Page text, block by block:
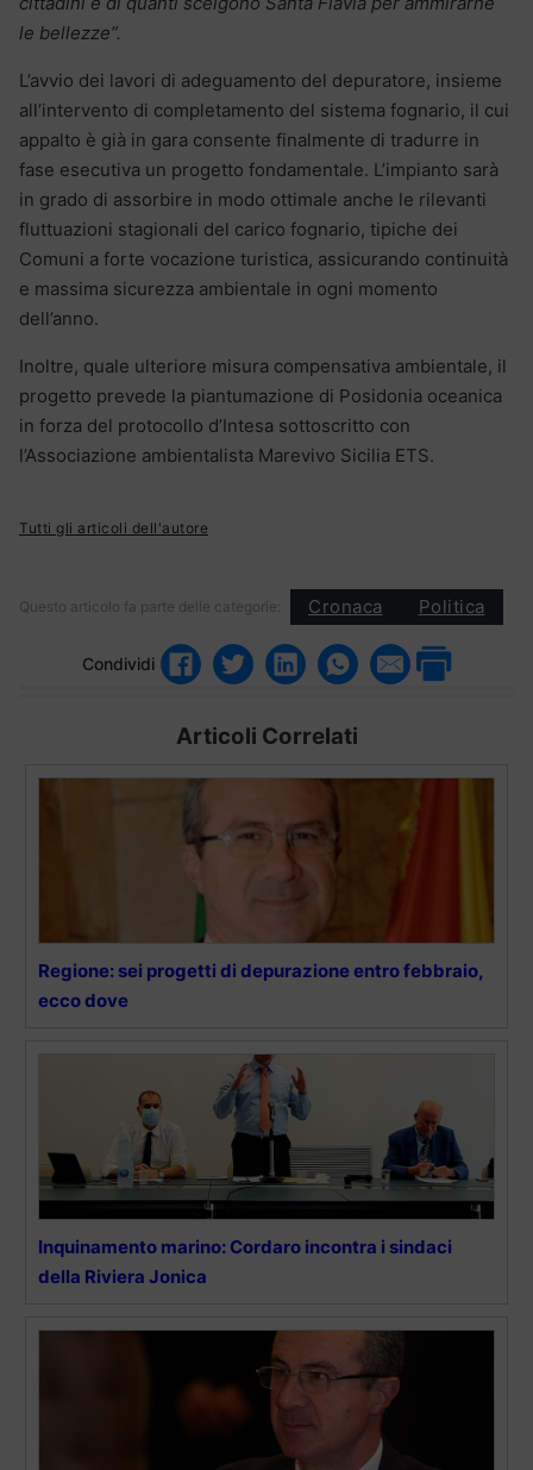
le bellezze”.
L’avvio dei lavori di adeguamento del depuratore, insieme
all’intervento di completamento del sistema fognario, il cui
appalto è già in gara consente finalmente di tradurre in
fase esecutiva un progetto fondamentale. L’impianto sarà
in grado di assorbire in modo ottimale anche le rilevanti
fluttuazioni stagionali del carico fognario, tipiche dei
Comuni a forte vocazione turistica, assicurando continuità
e massima sicurezza ambientale in ogni momento
dell’anno.
Inoltre, quale ulteriore misura compensativa ambientale, il
progetto prevede la piantumazione di Posidonia oceanica
in forza del protocollo d’Intesa sottoscritto con
l’Associazione ambientalista Marevivo Sicilia ETS.
Tutti gli articoli dell'autore
Questo articolo fa parte delle categorie: Cronaca Politica
Condividi
Articoli Correlati
Regione: sei progetti di depurazione entro febbraio,
ecco dove
Inquinamento marino: Cordaro incontra i sindaci
della Riviera Jonica